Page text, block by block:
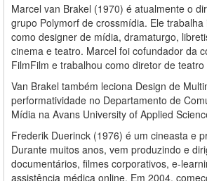
Marcel van Brakel (1970) é atualmente o
grupo Polymorf de crossmídia. Ele
como designer de mídia, dramaturgo,
cinema e teatro. Marcel foi cofundador da
FilmFilm e trabalhou como diretor de teatro
Van Brakel também leciona Design de
performatividade no Departamento de
Mídia na Avans University of Applied
Frederik Duerinck (1976) é um cineasta e
Durante muitos anos, vem produzindo e
documentários, filmes corporativos, e-
assistência médica online. Em 2004,